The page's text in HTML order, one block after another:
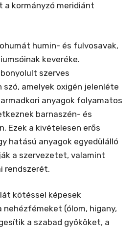
a kormányzó meridiánt
humin- és fulvosavak,
keveréke.
szerves
szó, amelyek oxigén jelenléte
anyagok folyamatos
barnaszén- és
Ezek a kivételesen erős
hatású anyagok egyedülálló
a szervezetet, valamint
rendszerét.
kötéssel képesek
nehézfémeket (ólom, higany,
a szabad gyököket, a